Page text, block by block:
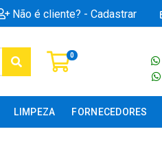
Não é cliente? - Cadastrar
0
LIMPEZA FORNECEDORES